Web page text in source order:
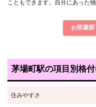
こともできます。自分にあった
お部屋
茅場町駅の項目別格
住みやすさ